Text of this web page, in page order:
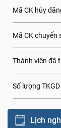
Mã CK hủy
Mã CK chuyển
Thành viên đã
Số lượng
Lịch